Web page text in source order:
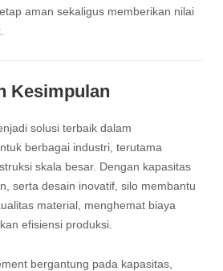
aman sekaligus memberikan nilai
Kesimpulan
solusi terbaik dalam
berbagai industri, terutama
skala besar. Dengan kapasitas
serta desain inovatif, silo membantu
material, menghemat biaya
efisiensi produksi.
bergantung pada kapasitas,